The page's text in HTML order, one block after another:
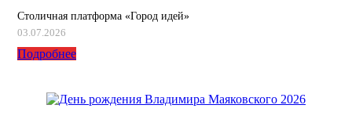
Столичная платформа «Город идей»
03.07.2026
Подробнее